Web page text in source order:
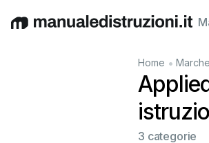
EnglishDeutschEspañol Italiano
Home • Marche
3 categorie